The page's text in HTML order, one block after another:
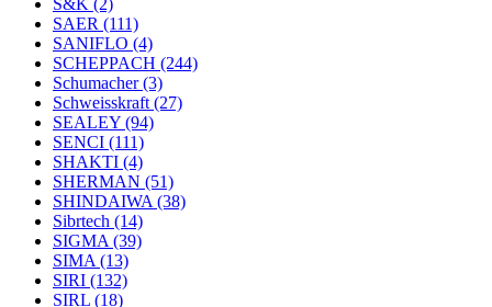
S&K (2)
SAER (111)
SANIFLO (4)
SCHEPPACH (244)
Schumacher(3)
Schweisskraft (27)
SEALEY (94)
SENCI (111)
SHAKTI (4)
SHERMAN (51)
SHINDAIWA (38)
Sibrtech (14)
SIGMA (39)
SIMA (13)
SIRI (132)
SIRL (18)